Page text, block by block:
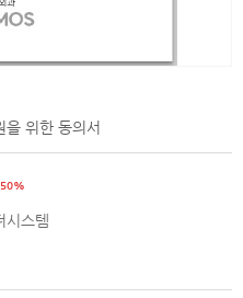
을 위한 동의서
50%
시스템